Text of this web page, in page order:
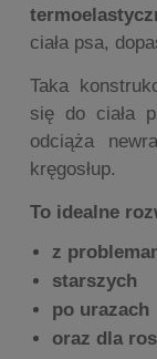
ciała psa,
Taka
się do ciała
odciąża
kręgosłup.
To idealne
z
starszych
po urazach
oraz dla